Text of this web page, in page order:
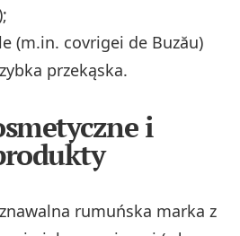
(m.in. covrigei de Buzău)
przekąska.
i
rumuńska marka z